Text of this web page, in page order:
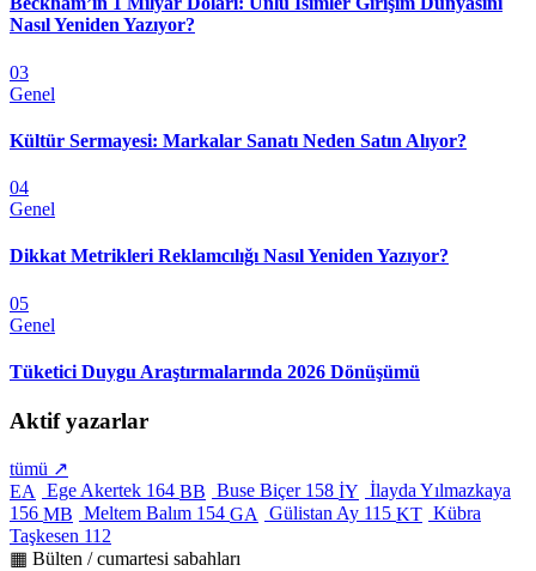
Nasıl Yeniden Yazıyor?
03
Genel
Kültür Sermayesi: Markalar Sanatı Neden Satın Alıyor?
04
Genel
Dikkat Metrikleri Reklamcılığı Nasıl Yeniden Yazıyor?
05
Genel
Tüketici Duygu Araştırmalarında 2026 Dönüşümü
Aktif yazarlar
tümü ↗
EA
Ege Akertek 164 BB Buse Biçer 158 İY İlayda Yılmazkaya
156 MB Meltem Balım 154 GA Gülistan Ay 115 KT Kübra
Taşkesen 112
▦ Bülten / cumartesi sabahları